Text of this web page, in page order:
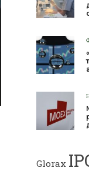
Glorax